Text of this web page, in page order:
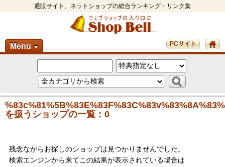
通販サイト、ネットショップの総合ランキング・リンク集
Menu ▼ PCサイト
を扱うショップの一覧：0
残念ながらお探しのショップは見つかりませんでした。
検索エンジンから来てこの結果が表示されている場合は